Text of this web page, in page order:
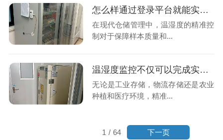
怎么样通过登录平台就能实时查看到库房内的温湿度变化情况吗?26.7.10
在现代仓储管理中，温湿度的精准控
制对于保障样本质量和...
温湿度监控不仅可以完成实时查看数据也能智能预警异常吗?26.7.8
无论是工业存储，物流存储还是农业
种植和医疗环境，精准...
1 / 64 下一页